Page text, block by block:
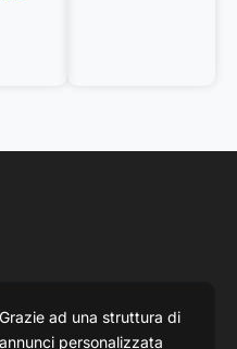
Grazie ad una struttura di
annunci personalizzata